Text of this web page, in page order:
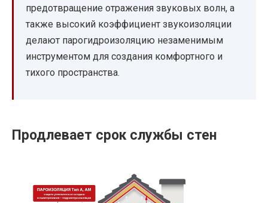
предотвращение отражения звуковых волн, а
также высокий коэффициент звукоизоляции
делают парогидроизоляцию незаменимым
инструментом для создания комфортного и
тихого пространства.
Продлевает срок службы стен